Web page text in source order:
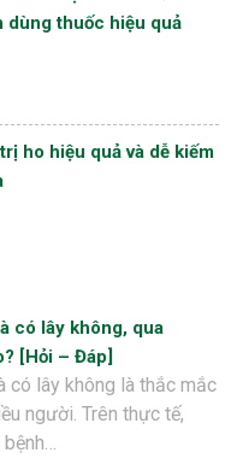
dùng thuốc hiệu quả
ho hiệu quả và dễ kiếm
có lây không, qua
[Hỏi – Đáp]
có lây không là thắc mắc
người. Trên thực tế,